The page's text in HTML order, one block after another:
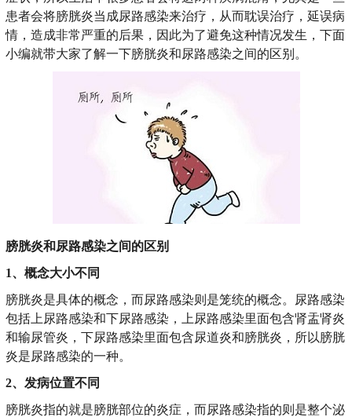
患者会将膀胱炎当成尿路感染来治疗，从而耽误治疗，延误病
情，造成非常严重的后果，因此为了避免这种情况发生，下面
小编就带大家了解一下膀胱炎和尿路感染之间的区别。
膀胱炎和尿路感染之间的区别
1、概念大小不同
膀胱炎是具体的概念，而尿路感染则是笼统的概念。尿路感染
包括上尿路感染和下尿路感染，上尿路感染里面包含肾盂肾炎
和输尿管炎，下尿路感染里面包含尿道炎和膀胱炎，所以膀胱
炎是尿路感染的一种。
2、发病位置不同
膀胱炎指的就是膀胱部位的炎症，而尿路感染指的则是整个泌